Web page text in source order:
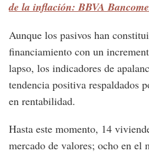
de la inflación: BBVA
Aunque los pasivos han
financiamiento con un
lapso, los indicadores de
tendencia positiva respaldados
en rentabilidad.
Hasta este momento, 14
mercado de valores; ocho en el